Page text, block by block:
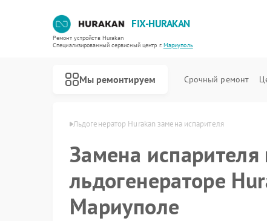
FIX-HURAKAN
Ремонт устройств Hurakan
Специализированный cервисный центр г.Мариуполь
Мы ремонтируем Срочный ремонт
Льдогенератор Hurakan замена испарителя
Замена испарителя
льдогенераторе
Мариуполе